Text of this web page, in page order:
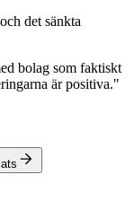
det sänkta
bolag som faktiskt
är positiva."